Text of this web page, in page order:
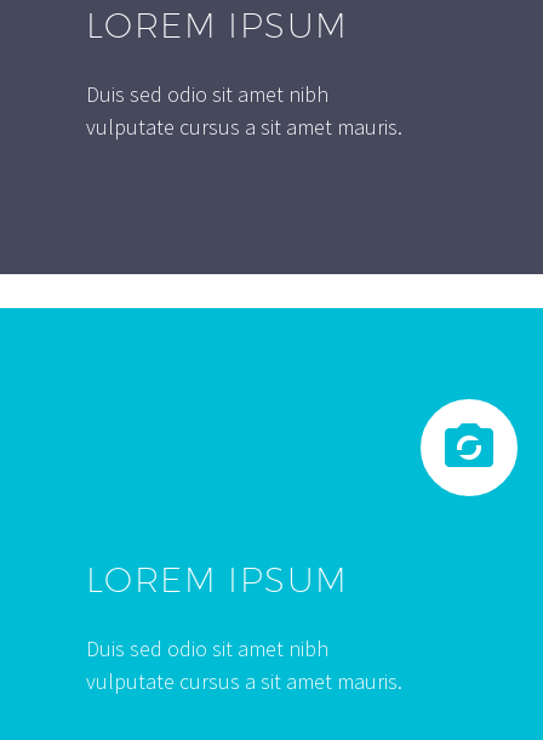
LOREM IPSUM
Duis sed odio sit amet nibh
vulputate cursus a sit amet mauris.


LOREM IPSUM
Duis sed odio sit amet nibh
vulputate cursus a sit amet mauris.